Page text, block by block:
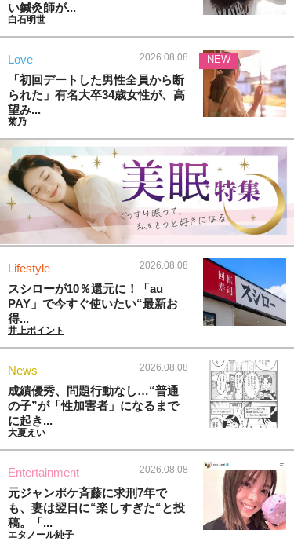
い鍼灸師が...
白石明世
Love 2026.08.08
「初回デートした男性全員から断
られた」有名大卒34歳女性が、高
望み...
菊乃
NEW
Lifestyle 2026.08.08
スシローが10％還元に！「au
PAY」で今すぐ使いたい“最新お
得...
井上ポイント
News 2026.08.08
成績優秀、問題行動なし…“普通
の子”が「性加害者」になるまで
に起き...
大夏えい
Entertainment 2026.08.08
元ジャンポケ斉藤に求刑7年で
も、妻は翌日に“楽しすぎた“と投
稿。「...
エタノール純子